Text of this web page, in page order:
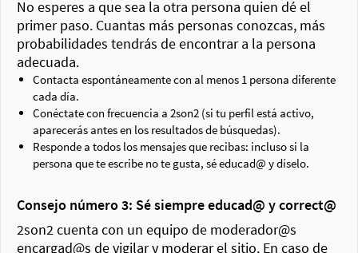
No esperes a que sea la otra persona quien dé el
primer paso. Cuantas más personas conozcas, más
probabilidades tendrás de encontrar a la persona
adecuada.
Contacta espontáneamente con al menos 1 persona diferente
cada día.
Conéctate con frecuencia a 2son2 (si tu perfil está activo,
aparecerás antes en los resultados de búsquedas).
Responde a todos los mensajes que recibas: incluso si la
persona que te escribe no te gusta, sé educad@ y díselo.
Consejo número 3: Sé siempre educad@ y correct@
2son2 cuenta con un equipo de moderador@s
encargad@s de vigilar y moderar el sitio. En caso de